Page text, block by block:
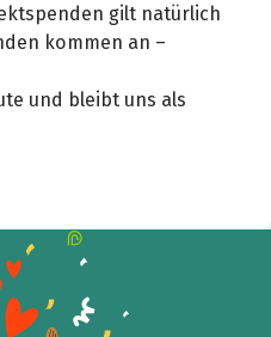
gilt natürlich
kommen an –
und bleibt uns als